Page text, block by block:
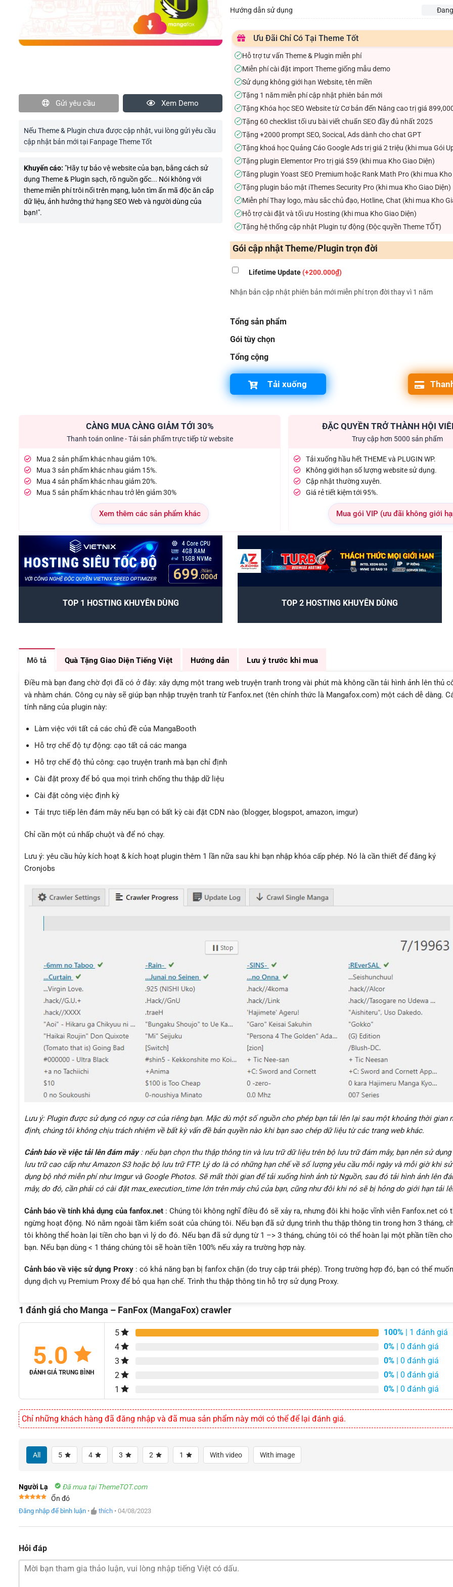
Gửi yêu cầu Xem Demo
Nếu Theme & Plugin chưa được cập nhật, vui lòng gửi yêu cầu
cập nhật bản mới tại Fanpage Theme Tốt
Khuyến cáo: "Hãy tự bảo vệ website của bạn, bằng cách sử
dụng Theme & Plugin sạch, rõ nguồn gốc... Nói không với
theme miễn phí trôi nổi trên mạng, luôn tìm ẩn mã độc ăn cắp
dữ liệu, ảnh hưởng thứ hạng SEO Web và người dùng của
bạn!".
Hướng dẫn sử dụng
Ưu Đãi Chỉ Có Tại Theme Tốt
✓Hỗ trợ tư vấn Theme & Plugin miễn phí
✓Miễn phí cài đặt import Theme giống mẫu demo
✓Sử dụng không giới hạn Website, tên miền
✓Tặng 1 năm miễn phí cập nhật phiên bản mới
✓Tặng Khóa học SEO Website từ Cơ bản đến Nâng cao trị giá
✓Tặng 60 checklist tối ưu bài viết chuẩn SEO đầy đủ nhất 2025
✓Tặng +2000 prompt SEO, Socical, Ads dành cho chat GPT
✓Tặng khoá học Quảng Cáo Google Ads trị giá 2 triệu (khi mua Gói
✓Tặng plugin Elementor Pro trị giá $59 (khi mua Kho Giao Diện)
✓Tăng plugin Yoast SEO Premium hoặc Rank Math Pro (khi mua Kho
✓Tặng plugin bảo mật iThemes Security Pro (khi mua Kho Giao Diện)
✓Miễn phí Thay logo, màu sắc chủ đạo, Hotline, Chat (khi mua Kho
✓Hỗ trợ cài đặt và tối ưu Hosting (khi mua Kho Giao Diện)
✓Tặng hệ thống cập nhật Plugin tự động (Độc quyền Theme TỐT)
Gói cập nhật Theme/Plugin trọn đời
Lifetime Update(+200.000₫)
Nhận bản cập nhật phiên bản mới miễn phí trọn đời thay vì 1 năm
Tổng sản phẩm
Gói tùy chọn
Tổng cộng
Tải xuống
CÀNG MUA CÀNG GIẢM TỚI 30%
Thanh toán online - Tải sản phẩm trực tiếp từ website
Mua 2 sản phẩm khác nhau giảm 10%.
Mua 3 sản phẩm khác nhau giảm 15%.
Mua 4 sản phẩm khác nhau giảm 20%.
Mua 5 sản phẩm khác nhau trở lên giảm 30%
Xem thêm các sản phẩm khác
ĐẶC QUYỀN TRỞ THÀNH HỘI
Truy cập hơn 5000 sản phẩm
Tải xuống hầu hết THEME và PLUGIN WP.
Không giới hạn số lượng website sử dụng.
Cập nhật thường xuyên.
Giá rẻ tiết kiệm tới 95%.
Mua gói VIP (ưu đãi không giới
TOP 1 HOSTING KHUYÊN DÙNG TOP 2 HOSTING KHUYÊN DÙNG
Mô tả Quà Tặng Giao Diện Tiếng Việt Hướng dẫn Lưu ý trước khi mua
Điều mà bạn đang chờ đợi đã có ở đây: xây dựng một trang web truyện tranh trong vài phút mà không cần tải hình ảnh lên thủ
và nhàm chán. Công cụ này sẽ giúp bạn nhập truyện tranh từ Fanfox.net (tên chính thức là Mangafox.com) một cách dễ dàng.
tính năng của plugin này:
Làm việc với tất cả các chủ đề của MangaBooth
Hỗ trợ chế độ tự động: cạo tất cả các manga
Hỗ trợ chế độ thủ công: cạo truyện tranh mà bạn chỉ định
Cài đặt proxy để bỏ qua mọi trình chống thu thập dữ liệu
Cài đặt công việc định kỳ
Tải trực tiếp lên đám mây nếu bạn có bất kỳ cài đặt CDN nào (blogger, blogspot, amazon, imgur)
Chỉ cần một cú nhấp chuột và để nó chạy.
Lưu ý: yêu cầu hủy kích hoạt & kích hoạt plugin thêm 1 lần nữa sau khi bạn nhập khóa cấp phép. Nó là cần thiết để đăng ký
Cronjobs
Lưu ý: Plugin được sử dụng có nguy cơ của riêng bạn. Mặc dù một số nguồn cho phép bạn tải lên lại sau một khoảng thời gian
định, chúng tôi không chịu trách nhiệm về bất kỳ vấn đề bản quyền nào khi bạn sao chép dữ liệu từ các trang web khác.
Cảnh báo về việc tải lên đám mây: nếu bạn chọn thu thập thông tin và lưu trữ dữ liệu trên bộ lưu trữ đám mây, bạn nên sử dụng
lưu trữ cao cấp như Amazon S3 hoặc bộ lưu trữ FTP. Lý do là có những hạn chế về số lượng yêu cầu mỗi ngày và mỗi giờ khi sử
dụng bộ nhớ miễn phí như Imgur và Google Photos. Sẽ mất thời gian để tải xuống hình ảnh từ Nguồn, sau đó tải hình ảnh lên
mây, do đó, cần phải có cài đặt max_execution_time lớn trên máy chủ của bạn, cũng như đôi khi nó sẽ bị hỏng do giới hạn tải
Cảnh báo về tính khả dụng của fanfox.net : Chúng tôi không nghĩ điều đó sẽ xảy ra, nhưng đôi khi hoặc vĩnh viễn Fanfox.net có
ngừng hoạt động. Nó nằm ngoài tầm kiểm soát của chúng tôi. Nếu bạn đã sử dụng trình thu thập thông tin trong hơn 3 tháng,
tôi không thể hoàn lại tiền cho bạn vì lý do đó. Nếu bạn đã sử dụng từ 1 –> 3 tháng, chúng tôi có thể hoàn lại một phần tiền cho
bạn. Nếu bạn dùng < 1 tháng chúng tôi sẽ hoàn tiền 100% nếu xảy ra trường hợp này.
Cảnh báo về việc sử dụng Proxy : có khả năng bạn bị fanfox chặn (do truy cập trái phép). Trong trường hợp đó, bạn có thể
dụng dịch vụ Premium Proxy để bỏ qua hạn chế. Trình thu thập thông tin hỗ trợ sử dụng Proxy.
1 đánh giá cho Manga – FanFox (MangaFox) crawler
5.0
ĐÁNH GIÁ TRUNG BÌNH
5 100% | 1 đánh giá
4
0% | 0 đánh giá
3
0% | 0 đánh giá
2
0% | 0 đánh giá
1
0% | 0 đánh giá
Chỉ những khách hàng đã đăng nhập và đã mua sản phẩm này mới có thể để lại đánh giá.
All 5 4 3 2 1 With video With image
Người Lạ Đã mua tại ThemeTOT.com
hạng55
Ổn đó
Đăng nhập để bình luận • thích • 04/08/2023
Hỏi đáp